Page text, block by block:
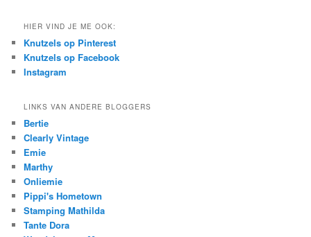
HIER VIND JE ME OOK:
Knutzels op Pinterest
Knutzels op Facebook
Instagram
LINKS VAN ANDERE BLOGGERS
Bertie
Clearly Vintage
Emie
Marthy
Onliemie
Pippi's Hometown
Stamping Mathilda
Tante Dora